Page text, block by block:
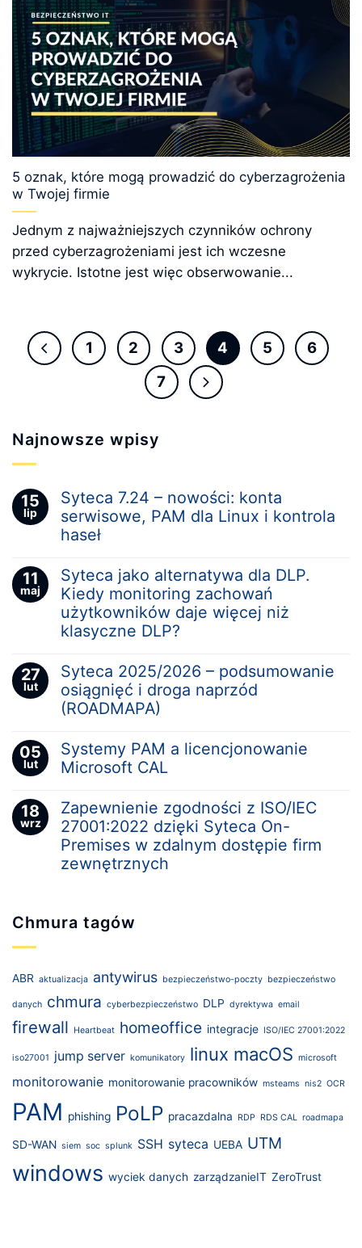
Najnowsze wpisy
15
lip
Syteca 7.24 – nowości: konta
serwisowe, PAM dla Linux i kontrola
haseł
11
maj
Syteca jako alternatywa dla DLP.
Kiedy monitoring zachowań
użytkowników daje więcej niż
klasyczne DLP?
27
lut
Syteca 2025/2026 – podsumowanie
osiągnięć i droga naprzód
(ROADMAPA)
05
lut
Systemy PAM a licencjonowanie
Microsoft CAL
18
wrz
Zapewnienie zgodności z ISO/IEC
27001:2022 dzięki Syteca On-
Premises w zdalnym dostępie firm
zewnętrznych
Chmura tagów
ABR aktualizacja antywirus bezpieczeństwo-poczty bezpieczeństwo
danych chmura cyberbezpieczeństwo DLP dyrektywa email
firewall Heartbeat homeoffice integracje ISO/IEC 27001:2022
iso27001 jump server komunikatory linux macOS microsoft
monitorowanie monitorowanie pracowników msteams nis2 OCR
PAM phishing PoLP pracazdalna RDP RDS CAL roadmapa
SD-WAN siem soc splunk SSH syteca UEBA UTM
windows wyciek danych zarządzanieIT ZeroTrust
5 oznak, które mogą prowadzić do cyberzagrożenia
w Twojej firmie
Jednym z najważniejszych czynników ochrony
przed cyberzagrożeniami jest ich wczesne
wykrycie. Istotne jest więc obserwowanie...
1 2 3 4 5
6
7